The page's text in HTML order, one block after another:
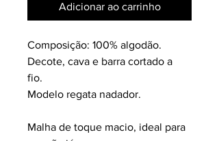
Adicionar ao carrinho
Composição: 100% algodão.
Decote, cava e barra cortado a
fio.
Modelo regata nadador.
Malha de toque macio, ideal para